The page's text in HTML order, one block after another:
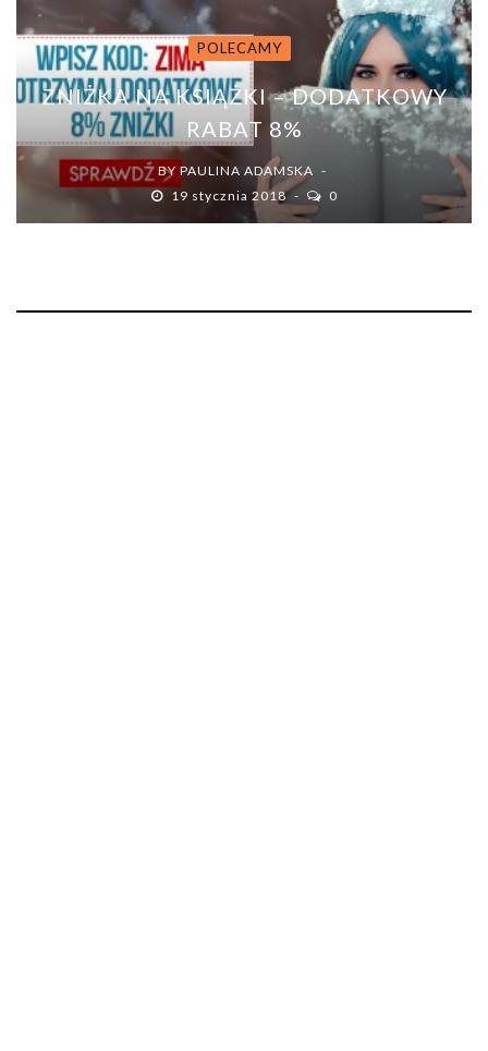
POLECAMY
ZNIŻKA NA KSIĄŻKI – DODATKOWY
RABAT 8%
BY PAULINA ADAMSKA
19 stycznia 2018
0